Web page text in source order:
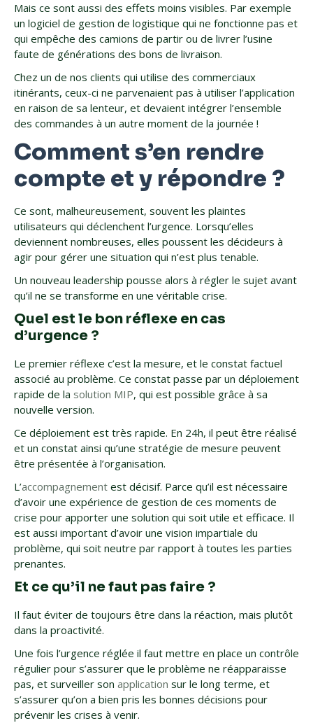
Mais ce sont aussi des effets moins visibles. Par exemple
un logiciel de gestion de logistique qui ne fonctionne pas et
qui empêche des camions de partir ou de livrer l’usine
faute de générations des bons de livraison.
Chez un de nos clients qui utilise des commerciaux
itinérants, ceux-ci ne parvenaient pas à utiliser l’application
en raison de sa lenteur, et devaient intégrer l’ensemble
des commandes à un autre moment de la journée !
Comment s’en rendre
compte et y répondre ?
Ce sont, malheureusement, souvent les plaintes
utilisateurs qui déclenchent l’urgence. Lorsqu’elles
deviennent nombreuses, elles poussent les décideurs à
agir pour gérer une situation qui n’est plus tenable.
Un nouveau leadership pousse alors à régler le sujet avant
qu’il ne se transforme en une véritable crise.
Quel est le bon réflexe en cas
d’urgence ?
Le premier réflexe c’est la mesure, et le constat factuel
associé au problème. Ce constat passe par un déploiement
rapide de la solution MIP, qui est possible grâce à sa
nouvelle version.
Ce déploiement est très rapide. En 24h, il peut être réalisé
et un constat ainsi qu’une stratégie de mesure peuvent
être présentée à l’organisation.
L’accompagnement est décisif. Parce qu’il est nécessaire
d’avoir une expérience de gestion de ces moments de
crise pour apporter une solution qui soit utile et efficace. Il
est aussi important d’avoir une vision impartiale du
problème, qui soit neutre par rapport à toutes les parties
prenantes.
Et ce qu’il ne faut pas faire ?
Il faut éviter de toujours être dans la réaction, mais plutôt
dans la proactivité.
Une fois l’urgence réglée il faut mettre en place un contrôle
régulier pour s’assurer que le problème ne réapparaisse
pas, et surveiller son application sur le long terme, et
s’assurer qu’on a bien pris les bonnes décisions pour
prévenir les crises à venir.